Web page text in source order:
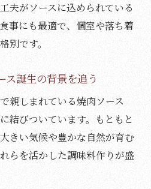
夫がソースに込められている
事にも最適で、個室や落ち着
別です。
ス誕生の背景を追う
親しまれている焼肉ソース
結びついています。もともと
きい気候や豊かな自然が育む
らを活かした調味料作りが盛